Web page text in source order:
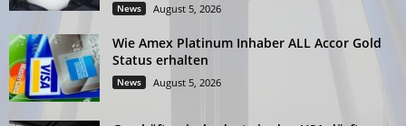
News August 5, 2026
Wie Amex Platinum Inhaber ALL Accor Gold
Status erhalten
News August 5, 2026